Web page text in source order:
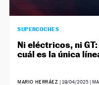
SUPERCOCHES
Ni eléctricos, ni
cuál es la única
MARIO HERRÁEZ | 19/04/2025|